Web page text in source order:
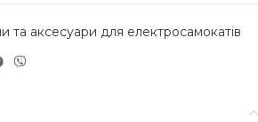
та аксесуари для електросамокатів